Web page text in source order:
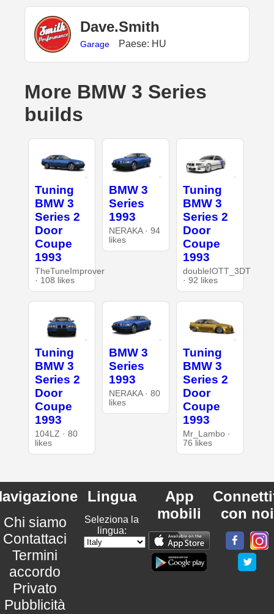
Dave.Smith
Garage Paese: HU
More BMW 3 Series
builds
Tuning
BMW 3
Series 2
Door
Coupe
1993
TheTuneImprover
· 108 likes
BMW 3
Series
1993
NERAKA · 94
likes
Tuning
BMW 3
Series 2
Door
Coupe
1993
doubleIOTT_3DT
· 92 likes
Tuning
BMW 3
Series 2
Door
Coupe
1993
104LZ · 80
likes
BMW 3
Series
1993
NERAKA · 80
likes
Tuning
BMW 3
Series 2
Door
Coupe
1993
Mr_Lambo ·
76 likes
Chi siamo
Contattaci
Termini
accordo
Privato
Pubblicità
Lingua
Seleziona la
lingua:
App
mobili
con noi